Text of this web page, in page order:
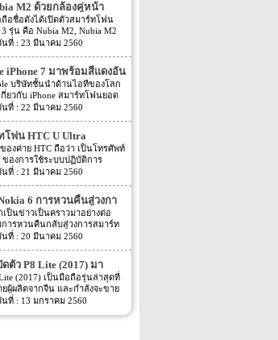
M2 ด้วยกล้องคู่หน้า
ถือชื่อดังได้เปิดตัวสมาร์ทโฟน
รุ่น คือ Nubia M2, Nubia M2
N2 ซึ่งแต่ละรุ่นก็มีความน่า
วให้ท่านได้รู้จักกับ Nubia M2
งกล้องหน้าที่มาเป็นคู่ นอกจาก
าเป็นคู่แล้วยังมีส่วนอื่นๆ ที่น่า
M2 ใช้กล้องหน้าแบบคู่ที่มี
สูงถึง 13MP มีรูรับแสง f 2.2
หรับการเซลฟี่มีความละเอียด
บรูรับแสง f/2.0 กล้องหน้า
าพได้กว้างถึง 80 องศา นั้นจะ
ยรูปเซลฟี่ได้กว้างมากยิ่งขึ้น
บ AMOLED มีความละเอียดสูง
นาด 5.5 นิ้ว ระบบประมวลผล
เป็นชิปเซ็ต Snapdragon 625
ลผลของ Qualcomm ใช้ RAM
ามจำมีให้เลือกอยู่ 2 ขนาด คือ
23 มีนาคม 2560
iPhone 7 มาพร้อมสีแดงอัน
บริษัทชั้นนำด้านไอทีของโลก
ยวกับ iPhone สมาร์ทโฟนยอด
ศไทยและทั่วโลก และในช่วงที่
อกาสได้สัมผัสเทคโนโลยีอัน
าวนั้น แต่ก็ถือว่า เป็นความโชค
ะได้สัมผัสกับ iPhone 7 ที่มา
กแบบสีของบอดี้ด้วยสีแดงอัน
ใจแบบสุดๆ ทำให้สาวกของ
ป๋าสั่นกันเลยทีเดียว การออกแบบ
ดง ได้แรงบันดาลใจมาจากการ
ซึ่งปกติแล้ว การปรับแต่ง
บริษัทข้างนอกช่วยในการปรับ
ดี้นี้สีนี้ Apple ลงแรงปรับแต่งเอง
แรง Apple จะจับความร้อนแรง
7 และ iPhone 7 Plus ทาง
ได้กำหนดวันจำหน่ายในวันศุกร์
2560 ที่จะถึงนี้ เวลาในการเปิด
ช่วงเช้าประมาณ 8.01 น. (เป็น
ะเทศแถบแปซิฟิก) การเปิดตัว
22 มีนาคม 2560
โฟน HTC U Ultra
องค่าย HTC ถือว่า เป็นโทรศัพท์
ของการใช้ระบบปฏิบัติการ
ยคนน่าจะจำได้ ในช่วงนั้นมี
ทั่วบ้านทั่วเมือง สมาร์ทโฟนหนึ่ง
ล่นเกมส์ Angry Bird นี้ได้ ก็คือ
กค่าย HTC หลังจากนั้น HTC
นาสมาร์ทโฟนขึ้นมาอีก
ดได้เตรียมปล่อยรุ่นใหม่ อย่าง
HTC U Ultra มาพร้อมกับหน้า
มีขนาด 5.7 นิ้ว หน้าจอเป็น
5 ซึ่งเป็นหน้าจอใหม่ที่
กันรอยขีดข่วนได้ ความละเอียด
1,040 X 2,560 พิกเซล
ปประมวลผล Snapdragon 820
ห้เลือกถึง 2 แบบ คือ 2.15GHz
21 มีนาคม 2560
6 การหวนคืนสู่วงกา
น
เป็นข่าวเป็นคราวมาอย่างต่อ
การหวนคืนกลับสู่วงการสมาร์ท
าร์ทโฟนในแบรนด์ Nokia ครั้ง
ฟนรุ่นนี้ไปทดสอบในห้องปฏิบัติ
เปิดตัวรุ่นแรกภายใต้ชื่อรุ่น TA-
ความน่าสนใจทั้งในเรื่องของ
ะวัสดุอุปกรณ์ที่นำมาผลิตต่างๆ
ด้เป็นสมาร์ทโฟนระดับสูง แต่จะ
ฟนราคากลางๆ ที่เตรียมตัวจะมา
20 มีนาคม 2560
ดตัว P8 Lite (2017) มา
อ 1080p ชิพเซ็ท Kirin
Lite (2017) เป็นมือถือรุ่นล่าสุดที่
ยผู้ผลิตจากจีน และกำลังจะขาย
บางประเทศในเร็วๆ นี้ แต่การ
13 มกราคม 2560